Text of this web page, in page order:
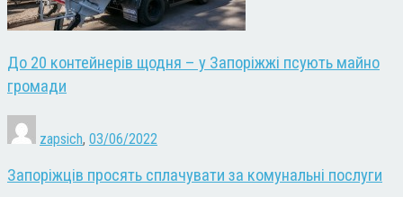
До 20 контейнерів щодня – у Запоріжжі псують майно
громади
zapsich, 03/06/2022
Запоріжців просять сплачувати за комунальні послуги